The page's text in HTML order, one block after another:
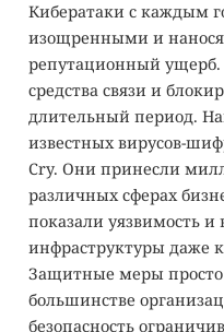
Кибератаки с каждым
изощренными и
репутационный ущерб.
средства связи и
длительный период.
известных вирусов-
Cry. Они принесли
различных сферах
показали уязвимость
инфраструктуры даже
Защитные меры
большинстве
безопасность